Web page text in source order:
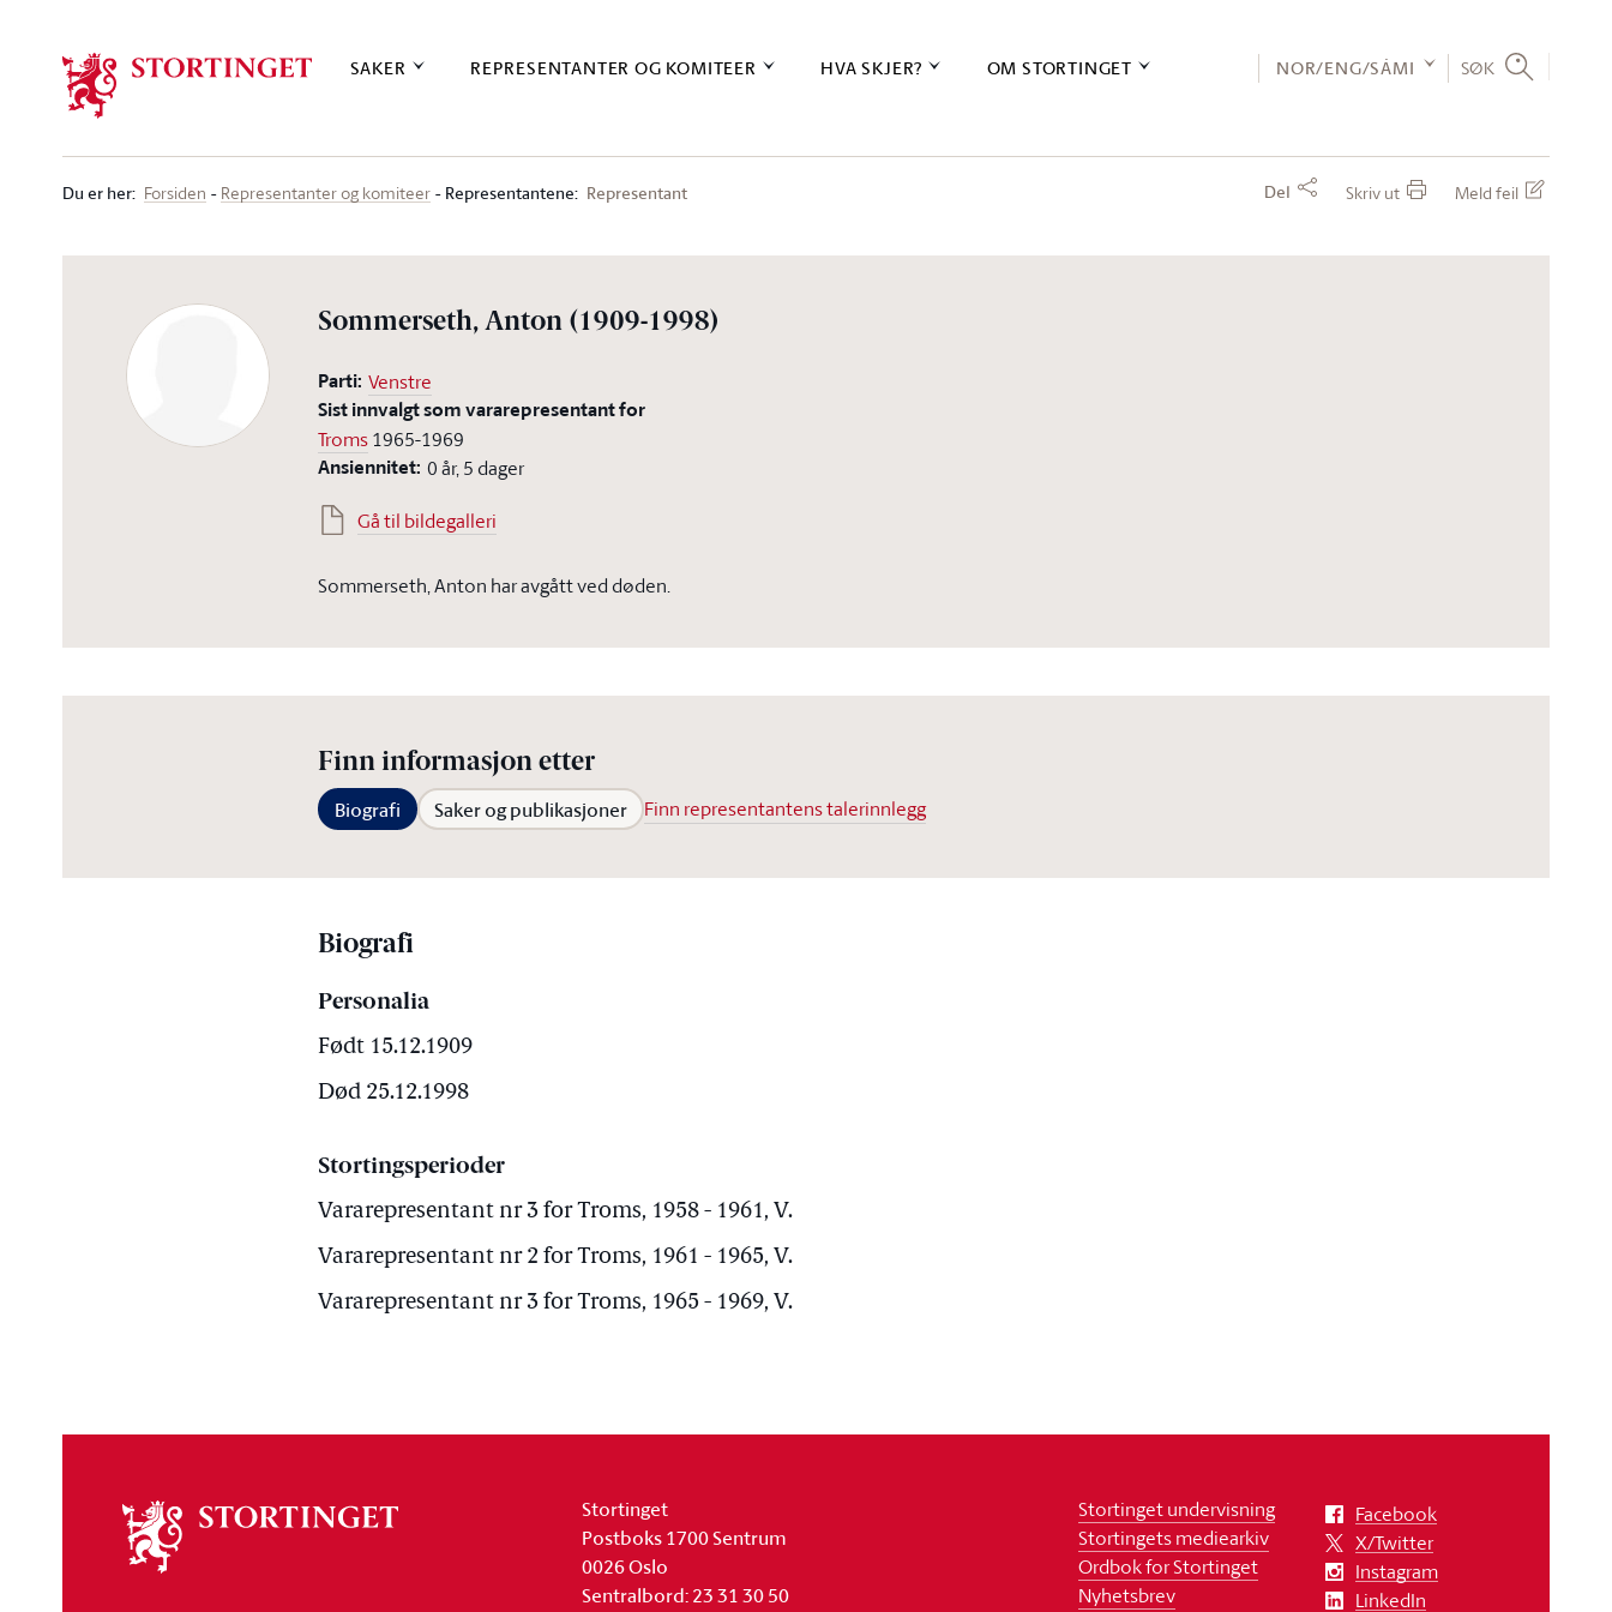
SAKER REPRESENTANTER OG KOMITEER HVA SKJER? OM STORTINGET NOR/ENG/SÁMI SØK
Du er her: Forsiden Representanter og komiteer Representantene: Representant Del Skriv ut Meld feil
Sommerseth, Anton (1909-1998)
Parti: Venstre
Sist innvalgt som vararepresentant for
Troms1965-1969
Ansiennitet: 0 år, 5 dager
Gå til bildegalleri
Sommerseth, Anton har avgått ved døden.
Finn informasjon etter
Biografi Saker og publikasjoner Finn representantens talerinnlegg
Biografi
Personalia
Født 15.12.1909
Død 25.12.1998
Stortingsperioder
Vararepresentant nr 3 for Troms, 1958 - 1961, V.
Vararepresentant nr 2 for Troms, 1961 - 1965, V.
Vararepresentant nr 3 for Troms, 1965 - 1969, V.
stortinget
Stortinget
Postboks 1700 Sentrum
0026 Oslo
Sentralbord: 23 31 30 50
Stortinget undervisning
Stortingets mediearkiv
Ordbok for Stortinget
Nyhetsbrev
Facebook
X/Twitter
Instagram
LinkedIn